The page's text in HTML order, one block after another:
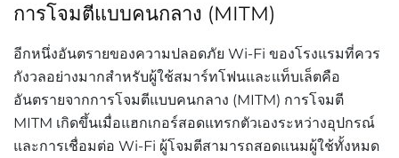
การโจมตีแบบคนกลาง (MITM)
อีกหนึ่งอันตรายของความปลอดภัย Wi-Fi ของโรงแรมที่ควร
กังวลอย่างมากสำหรับผู้ใช้สมาร์ทโฟนและแท็บเล็ตคือ
อันตรายจากการโจมตีแบบคนกลาง (MITM) การโจมตี
MITM เกิดขึ้นเมื่อแฮกเกอร์สอดแทรกตัวเองระหว่างอุปกรณ์
และการเชื่อมต่อ Wi-Fi ผู้โจมตีสามารถสอดแนมผู้ใช้ทั้งหมด